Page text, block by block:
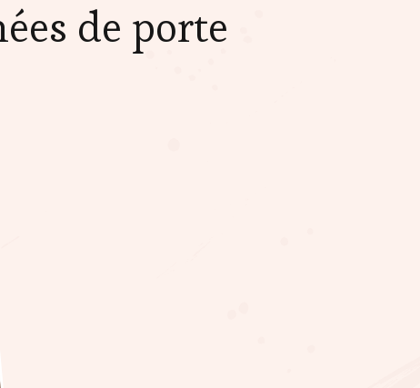
de porte